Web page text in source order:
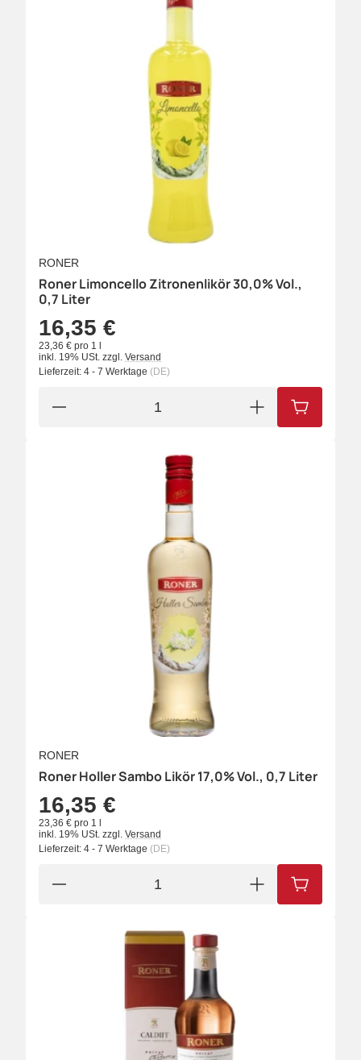
RONER
Roner Limoncello Zitronenlikör 30,0% Vol.,
0,7 Liter
16,35 €
23,36 € pro 1 l
inkl. 19% USt. zzgl. Versand
Lieferzeit: 4 - 7 Werktage (DE)
IN DEN
RONER
Roner Holler Sambo Likör 17,0% Vol., 0,7 Liter
16,35 €
23,36 € pro 1 l
inkl. 19% USt. zzgl. Versand
Lieferzeit: 4 - 7 Werktage (DE)
IN DEN